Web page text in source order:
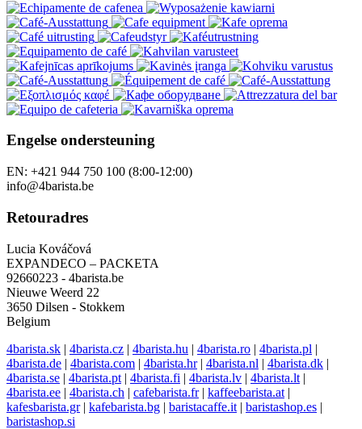
Engelse ondersteuning
EN: +421 944 750 100 (8:00-12:00)
info@4barista.be
Retouradres
Lucia Kováčová
EXPANDECO – PACKETA
92660223 - 4barista.be
Nieuwe Weerd 22
3650 Dilsen - Stokkem
Belgium
4barista.sk | 4barista.cz | 4barista.hu | 4barista.ro | 4barista.pl |
4barista.de | 4barista.com | 4barista.hr| 4barista.nl | 4barista.dk |
4barista.se | 4barista.pt | 4barista.fi | 4barista.lv | 4barista.lt |
4barista.ee | 4barista.ch | cafebarista.fr| kaffeebarista.at |
kafesbarista.gr| kafebarista.bg | baristacaffe.it | baristashop.es |
baristashop.si